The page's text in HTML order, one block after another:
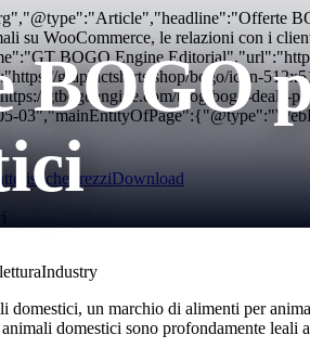
su WooCommerce, le relazioni con i
BOGO Engine
graphictshirts.shop/bogo/icon-
gtbogoengine.com/blog/bogo-deals-
PrezziDownload
BOGO
Industry
domestici, un marchio di alimenti per
domestici sono profondamente leali